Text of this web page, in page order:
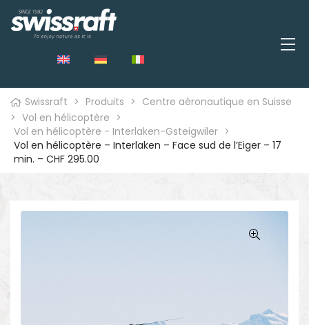
Swissraft > Produits > Centre aéronautique en Suisse
> Vol en hélicoptère >
Vol en hélicoptère - Interlaken-Gsteigwiler >
Vol en hélicoptère – Interlaken – Face sud de l’Eiger – 17
min. – CHF 295.00